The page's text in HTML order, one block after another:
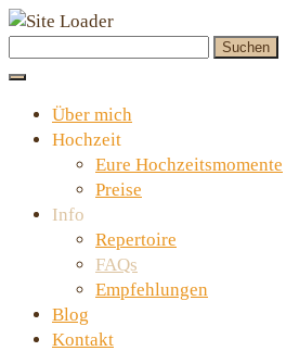
to
nach:
Über mich
Hochzeit
Eure Hochzeitsmomente
Preise
Info
Repertoire
FAQs
Empfehlungen
Blog
Kontakt